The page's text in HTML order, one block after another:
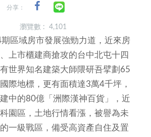
分享：
瀏覽數 : 4,101
區域房市發展強勁力道，近來房
上市櫃建商搶攻的台中北屯十四
世界知名建築大師隈研吾擘劃65
際地標，更有面積達3萬4千坪，
中的80億「洲際漢神百貨」，近
園區，土地行情看漲，被譽為未
一級戰區，備受高資產自住及置